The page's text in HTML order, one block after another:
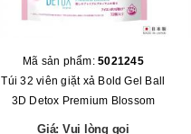
Mã sản phẩm:5021245
Túi 32 viên giặt xả Bold Gel Ball
3D Detox Premium Blossom
Giá: Vui lòng gọi